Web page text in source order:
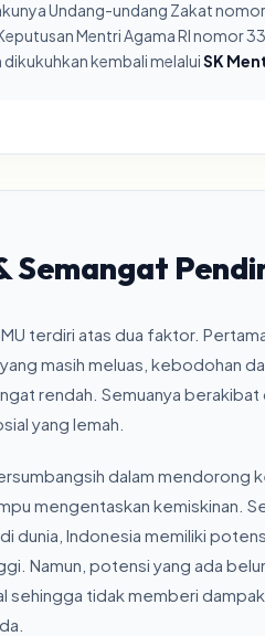
Undang-undang Zakat
Mentri Agama RI nomor
dikukuhkan kembali melaluiSK
Semangat
terdiri atas dua faktor.
masih meluas, kebodohan
rendah. Semuanya berakibat
yang lemah.
dalam mendorong
mengentaskan kemiskinan.
dunia, Indonesia memiliki
Namun, potensi yang ada
sehingga tidak memberi